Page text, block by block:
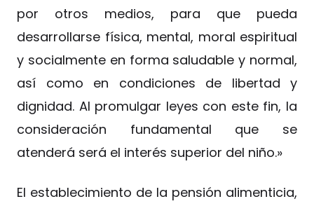
por otros medios, para que pueda
desarrollarse física, mental, moral espiritual
y socialmente en forma saludable y normal,
así como en condiciones de libertad y
dignidad. Al promulgar leyes con este fin, la
consideración fundamental que se
atenderá será el interés superior del niño.»
El establecimiento de la pensión alimenticia,